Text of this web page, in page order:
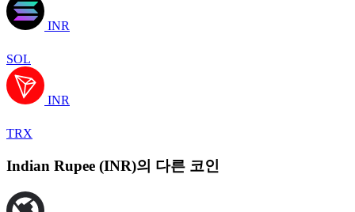
INR
SOL
INR
TRX
Indian Rupee (INR)의 다른 코인